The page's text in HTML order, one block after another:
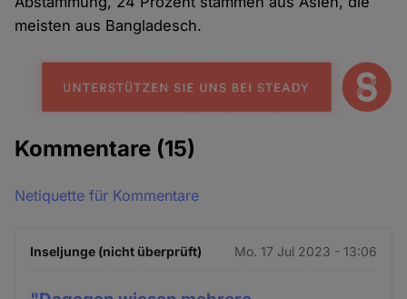
meisten aus Bangladesch.
Kommentare (15)
Netiquette für Kommentare
Inseljunge (nicht überprüft) Mo. 17 Jul 2023 - 13:06